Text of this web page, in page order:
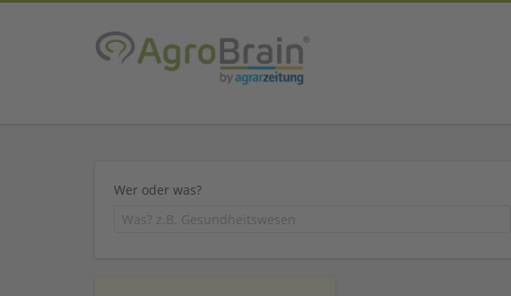
Wer oder was?